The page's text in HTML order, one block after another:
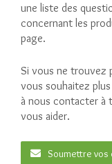
une liste des
concernant les
page.
Si vous ne trouvez
vous souhaitez
à nous contacter à
vous aider.
Soumettre vos